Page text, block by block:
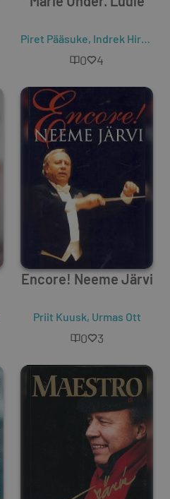
Piret Pääsuke, Indrek Hirv
0 4
Encore! Neeme Järvi
Priit Kuusk, Urmas Ott
0 3